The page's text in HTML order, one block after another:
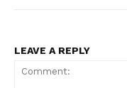
LEAVE A REPLY